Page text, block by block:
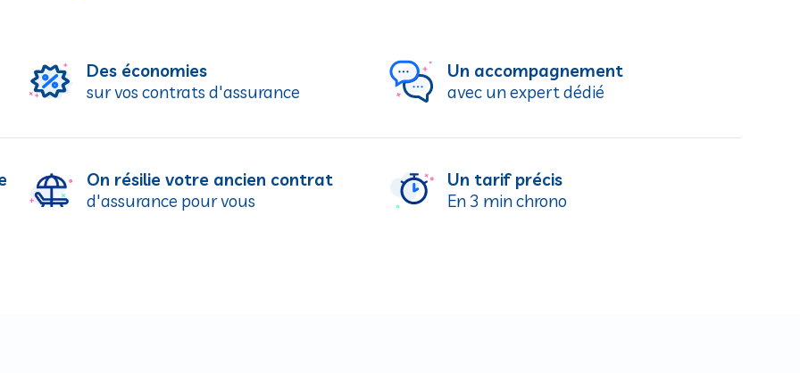
Des économies
sur vos contrats d'assurance
Un accompagnement
avec un expert dédié
On résilie votre ancien contrat
d'assurance pour vous
Un tarif précis
En 3 min chrono